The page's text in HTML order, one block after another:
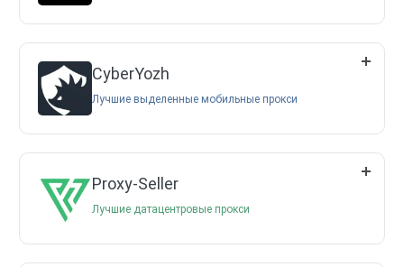
CyberYozh
Лучшие выделенные мобильные прокси
Proxy-Seller
Лучшие датацентровые прокси